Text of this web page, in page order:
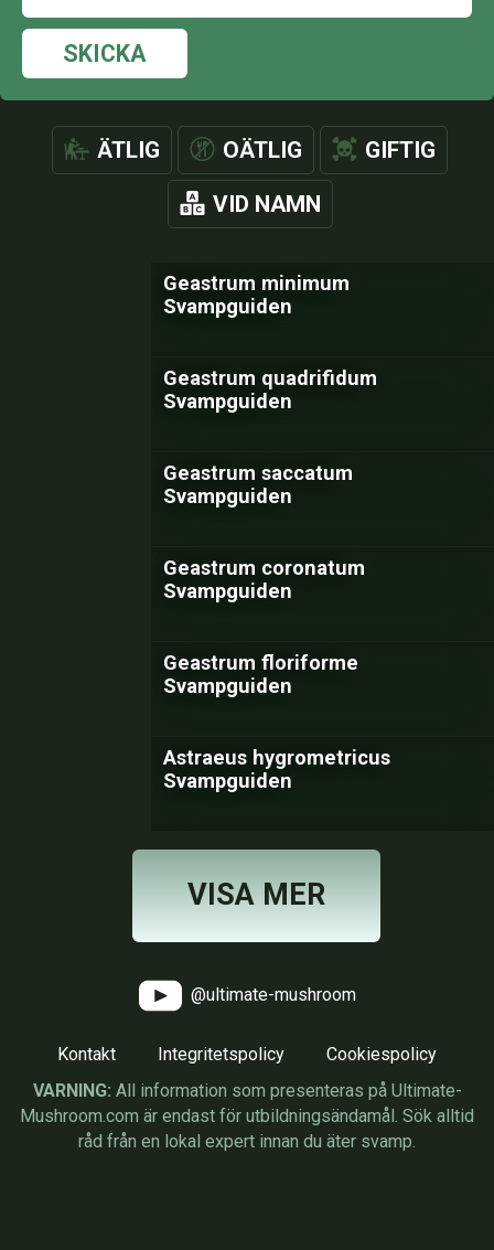
SKICKA
ÄTLIG OÄTLIG GIFTIG
VID NAMN
Geastrum minimum
Svampguiden
Geastrum quadrifidum
Svampguiden
Geastrum saccatum
Svampguiden
Geastrum coronatum
Svampguiden
Geastrum floriforme
Svampguiden
Astraeus hygrometricus
Svampguiden
VISA MER
@ultimate-mushroom
Kontakt Integritetspolicy
Cookiespolicy
VARNING: All information som presenteras på Ultimate-
Mushroom.com är endast för utbildningsändamål. Sök alltid
råd från en lokal expert innan du äter svamp.